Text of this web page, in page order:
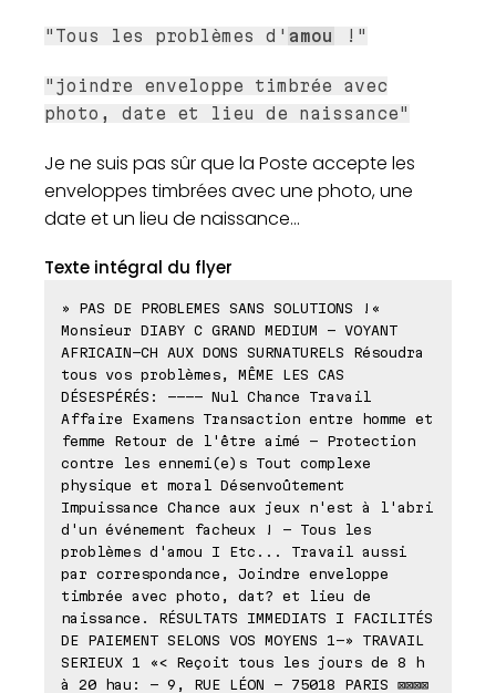
"Tous les problèmes d' amou !"
"joindre enveloppe timbrée avec
photo, date et lieu de naissance"
Je ne suis pas sûr que la Poste accepte les
enveloppes timbrées avec une photo, une
date et un lieu de naissance...
Texte intégral du flyer
» PAS DE PROBLEMES SANS SOLUTIONS !«
Monsieur DIABY C GRAND MEDIUM - VOYANT
AFRICAIN-CH AUX DONS SURNATURELS Résoudra
tous vos problèmes, MÊME LES CAS
DÉSESPÉRÉS: ---- Nul Chance Travail
Affaire Examens Transaction entre homme et
femme Retour de l'être aimé - Protection
contre les ennemi(e)s Tout complexe
physique et moral Désenvoûtement
Impuissance Chance aux jeux n'est à l'abri
d'un événement facheux ! - Tous les
problèmes d'amou I Etc... Travail aussi
par correspondance, Joindre enveloppe
timbrée avec photo, dat? et lieu de
naissance. RÉSULTATS IMMEDIATS I FACILITÉS
DE PAIEMENT SELONS VOS MOYENS 1-» TRAVAIL
SERIEUX 1 «< Reçoit tous les jours de 8 h
à 20 hau: - 9, RUE LÉON - 75018 PARIS ⊠⊠⊠⊠